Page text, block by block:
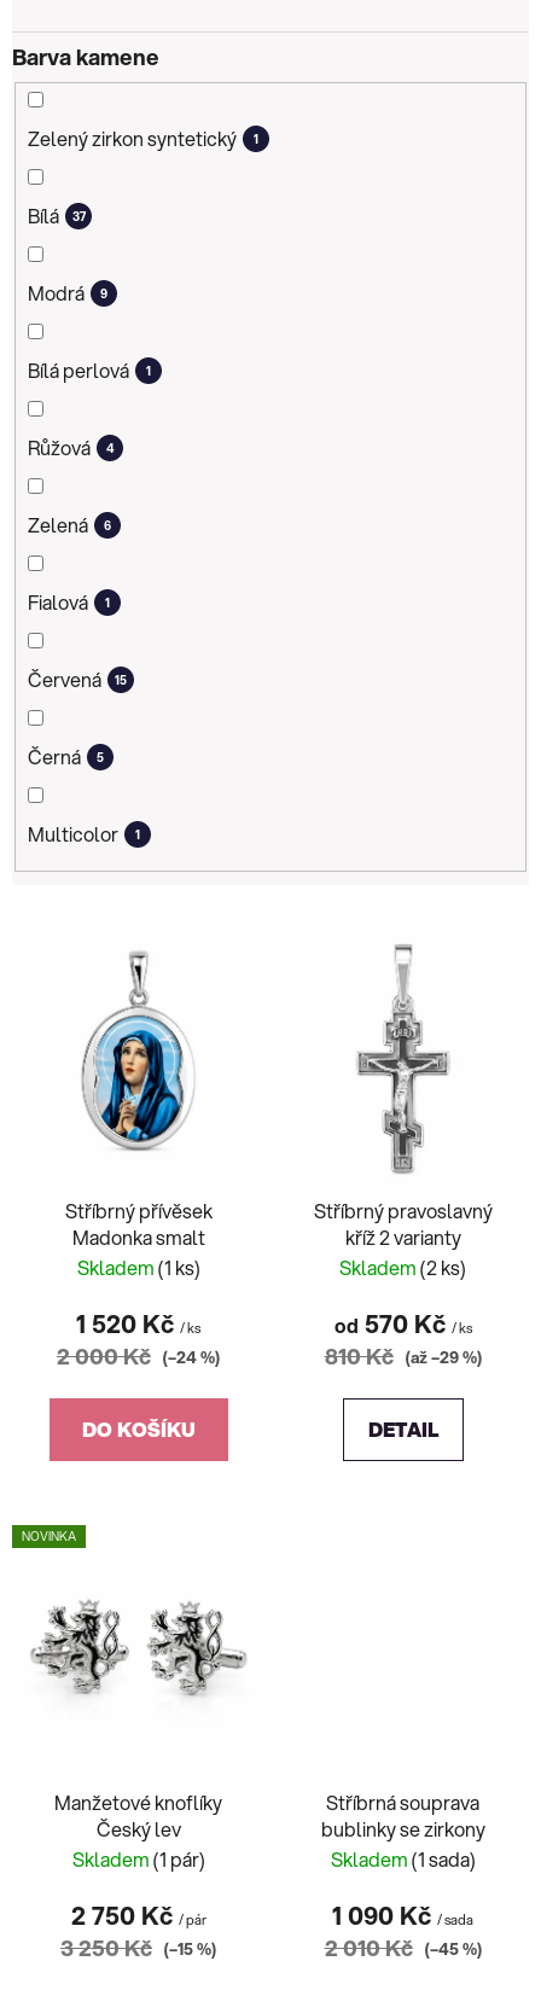
Barva kamene
Zelený zirkon syntetický 1
Bílá 37
Modrá 9
Bílá perlová 1
Růžová 4
Zelená 6
Fialová 1
Červená 15
Černá 5
Multicolor 1
Stříbrný přívěsek
Madonka smalt
Skladem(1 ks)
1 520 Kč / ks
2 000 Kč (–24 %)
DO KOŠÍKU
Stříbrný pravoslavný
kříž 2 varianty
Skladem(2 ks)
od 570 Kč / ks
810 Kč (až –29 %)
DETAIL
NOVINKA
Manžetové knoflíky
Český lev
Skladem(1 pár)
2 750 Kč / pár
3 250 Kč (–15 %)
Stříbrná souprava
bublinky se zirkony
Skladem(1 sada)
1 090 Kč / sada
2 010 Kč (–45 %)